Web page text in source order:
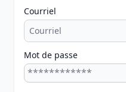
Courriel
Mot de passe